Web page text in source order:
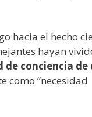
hacia el hecho
hayan
conciencia de
como “necesidad